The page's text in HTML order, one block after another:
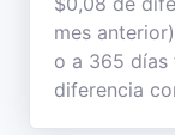
mes
o a 365 días
diferencia